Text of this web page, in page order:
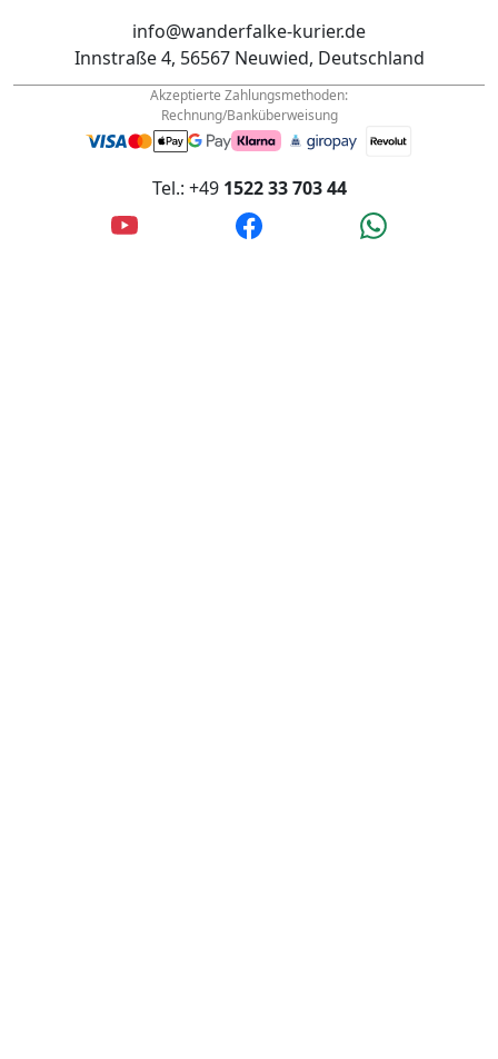
info@wanderfalke-kurier.de
Innstraße 4, 56567 Neuwied, Deutschland
Akzeptierte Zahlungsmethoden:
Rechnung/Banküberweisung
Tel.: +49 1522 33 703 44